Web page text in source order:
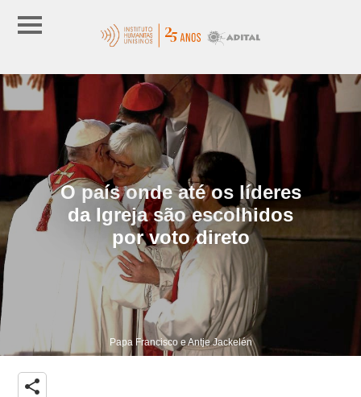
O país onde até os líderes
da Igreja são escolhidos
por voto direto
Papa Francisco e Antje Jackelén
share